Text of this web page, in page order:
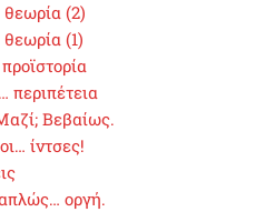
(2)
(1)
Βεβαίως.
ίντσες!
οργή.